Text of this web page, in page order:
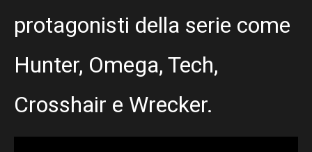
protagonisti della serie come
Hunter, Omega, Tech,
Crosshair e Wrecker.